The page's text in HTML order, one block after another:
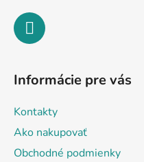
Informácie pre vás
Kontakty
Ako nakupovať
Obchodné podmienky